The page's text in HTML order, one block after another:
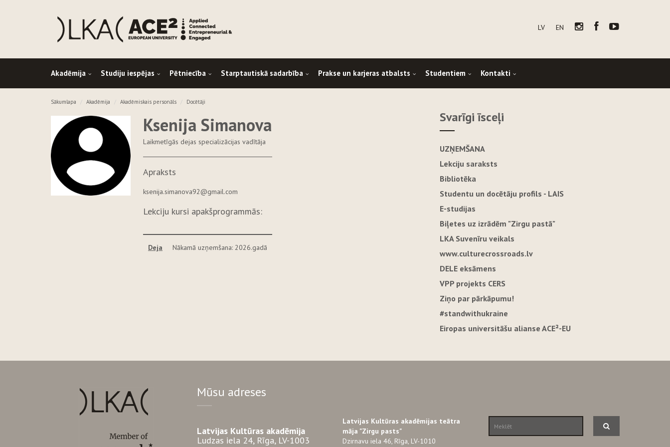
LV EN
Akadēmija Studiju iespējas Pētniecība Starptautiskā sadarbība Prakse un karjeras atbalsts Studentiem Kontakti
Sākumlapa Akadēmija Akadēmiskais personāls Docētāji
Ksenija Simanova
Laikmetīgās dejas specializācijas vadītāja
Apraksts
ksenija.simanova92@gmail.com
Lekciju kursi apakšprogrammās:
Deja Nākamā uzņemšana: 2026.gadā
Svarīgi īsceļi
UZŅEMŠANA
Lekciju saraksts
Bibliotēka
Studentu un docētāju profils - LAIS
E-studijas
Biļetes uz izrādēm "Zirgu pastā"
LKA Suvenīru veikals
www.culturecrossroads.lv
DELE eksāmens
VPP projekts CERS
Ziņo par pārkāpumu!
#standwithukraine
Eiropas universitāšu alianse ACE²-EU
Mūsu adreses
Latvijas Kultūras akadēmija
Ludzas iela 24, Rīga, LV-1003
Latvijas Kultūras akadēmijas teātra
māja "Zirgu pasts"
Dzirnavu iela 46, Rīga, LV-1010